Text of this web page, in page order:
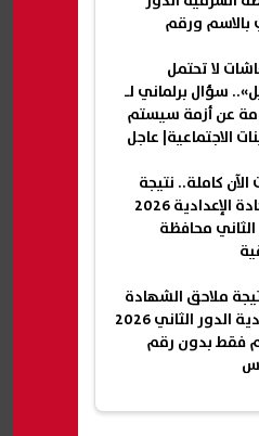
بالاسم ورقم
لا تحتمل
سؤال برلماني لـ
عن أزمة سيستم
الاجتماعية| عاجل
كاملة.. نتيجة
الشهادة الإعدادية 2026
الثاني محافظة
ملاحق الشهادة
الإعدادية الدور الثاني 2026
فقط بدون رقم